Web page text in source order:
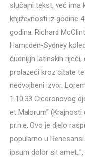
slučajni tekst, već ima
književnosti iz godine
godina. Richard
Hampden-Sydney
čudnijijh latinskih
prolazeći kroz citate
nedvojbeni izvor.
1.10.33 Ciceronovog
et Malorum” (Krajnosti
pr.n.e. Ovo je djelo
popularno u
ipsum dolor sit